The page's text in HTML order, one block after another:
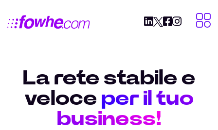
La rete stabile e
veloce per il tuo
business!